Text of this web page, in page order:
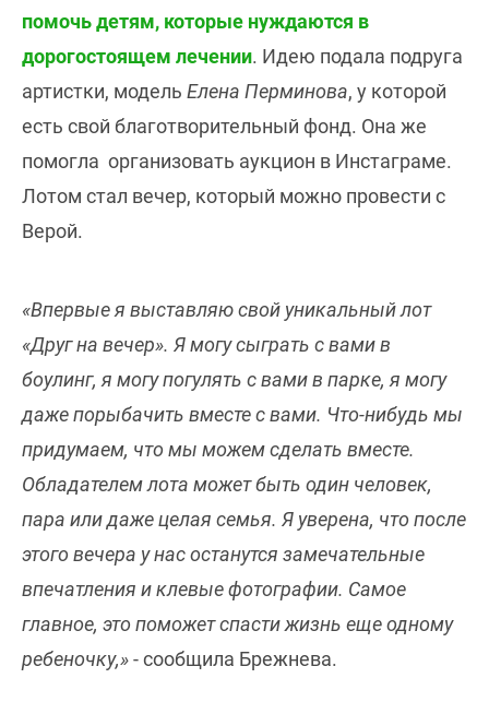
помочь детям, которые нуждаются в
дорогостоящем лечении. Идею подала подруга
артистки, модель Елена Перминова, у которой
есть свой благотворительный фонд. Она же
помогла организовать аукцион в Инстаграме.
Лотом стал вечер, который можно провести с
Верой.
«Впервые я выставляю свой уникальный лот
«Друг на вечер». Я могу сыграть с вами в
боулинг, я могу погулять с вами в парке, я могу
даже порыбачить вместе с вами. Что-нибудь мы
придумаем, что мы можем сделать вместе.
Обладателем лота может быть один человек,
пара или даже целая семья. Я уверена, что после
этого вечера у нас останутся замечательные
впечатления и клевые фотографии. Самое
главное, это поможет спасти жизнь еще одному
ребеночку,»- сообщила Брежнева.